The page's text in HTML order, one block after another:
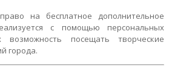
на бесплатное дополнительное
с помощью персональных
возможность посещать творческие
города.